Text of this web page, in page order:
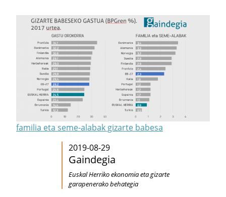
familia eta seme-alabak gizarte babesa
2019-08-29
Gaindegia
Euskal Herriko ekonomia eta gizarte
garapenerako behategia